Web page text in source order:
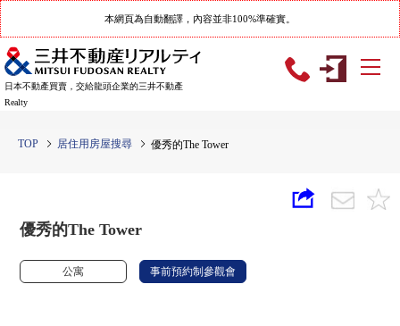
本網頁為自動翻譯，內容並非100%準確實。
日本不動產買賣，交給龍頭企業的三井不動產
Realty
TOP 居住用房屋搜尋 優秀的The Tower
優秀的The Tower
公寓 事前預約制參觀會